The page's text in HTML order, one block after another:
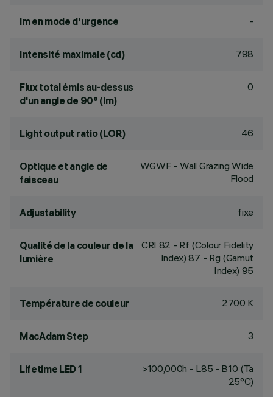
lm en mode d'urgence -
Intensité maximale (cd) 798
Flux total émis au-dessus
d'un angle de 90° (lm)
0
Light output ratio (LOR) 46
Optique et angle de
faisceau
WGWF - Wall Grazing Wide
Flood
Adjustability fixe
Qualité de la couleur de la
lumière
CRI 82 - Rf (Colour Fidelity
Index) 87 - Rg (Gamut
Index) 95
Température de couleur 2700 K
MacAdam Step 3
Lifetime LED 1
>100,000h - L85 - B10 (Ta
25°C)